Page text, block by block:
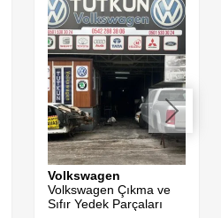
Volkswagen
Volkswagen Çıkma ve
Sıfır Yedek Parçaları